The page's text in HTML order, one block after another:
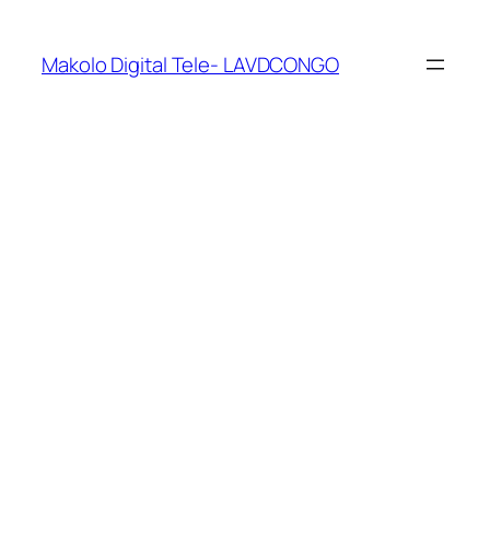
Makolo Digital Tele- LAVDCONGO